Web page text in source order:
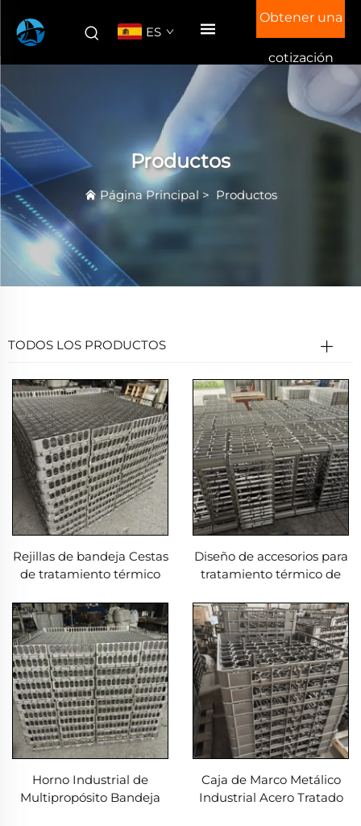
ES
Obtener una
cotización
Productos
Página Principal > Productos
TODOS LOS PRODUCTOS
Rejillas de bandeja Cestas
de tratamiento térmico
tratamiento térmico,
larga vida útil
Diseño de accesorios para
tratamiento térmico de
proceso de fundición y
soldadura EB22149
Horno Industrial de
Multipropósito Bandeja
Caja de Marco Metálico
Industrial Acero Tratado